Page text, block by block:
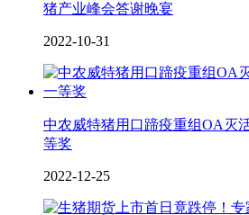
猪产业峰会答谢晚宴
2022-10-31
中农威特猪用口蹄疫重组OA灭
等奖
2022-12-25